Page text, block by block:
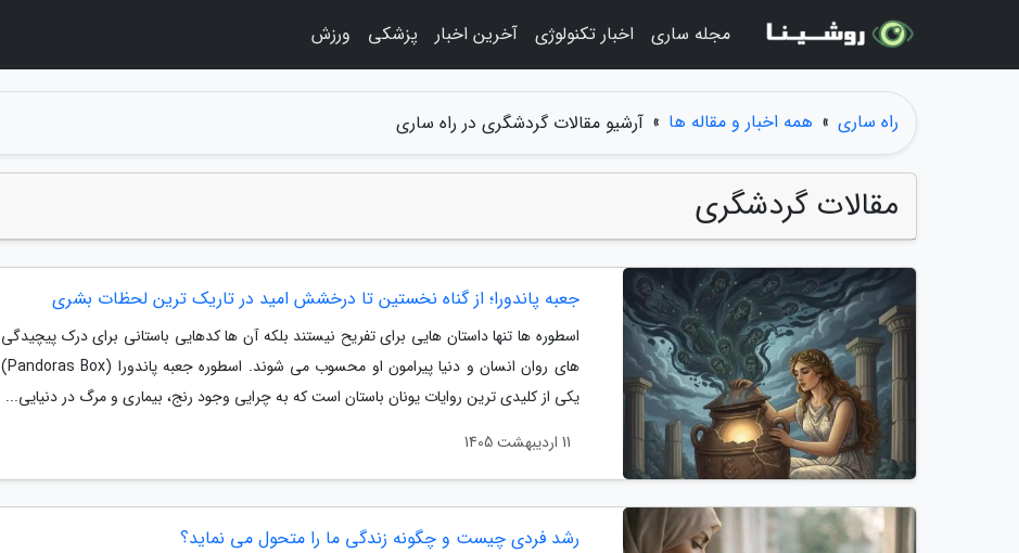
راه ساری » همه اخبار و مقاله ها » آرشیو مقالات گردشگری در راه ساری
مقالات گردشگری
جعبه پاندورا؛ از گناه نخستین تا درخشش امید در تاریک ترین لحظات بشری
اسطوره ها تنها داستان هایی برای تفریح نیستند بلکه آن ها کدهایی باستانی برای درک پیچیدگی
های روان انسان و دنیا پیرامون او محسوب می شوند. اسطوره جعبه پاندورا (Pandoras Box)
یکی از کلیدی ترین روایات یونان باستان است که به چرایی وجود رنج، بیماری و مرگ در دنیایی...
11 اردیبهشت 1405
رشد فردی چیست و چگونه زندگی ما را متحول می نماید؟
مجله ساری اخبار تکنولوژی آخرین اخبار پزشکی ورزش